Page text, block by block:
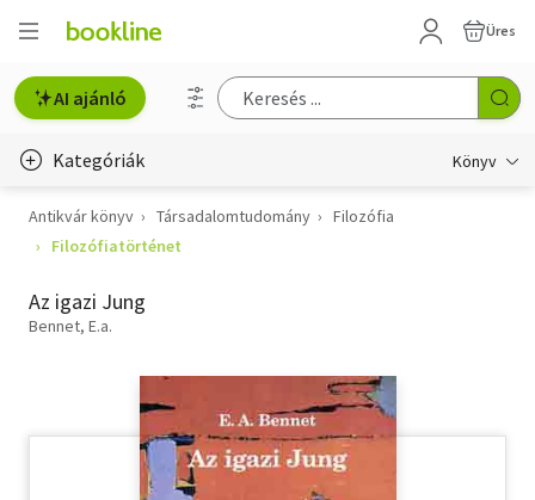
Üres
AI ajánló
Kategóriák Könyv
Életmód, egészség
Gyermek- és ifjúsági
Hobbi, szabadidő
Antikvár könyv Társadalomtudomány
Filozófia
Filozófiatörténet
Az igazi Jung
Bennet, E.a.